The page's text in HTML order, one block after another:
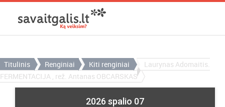
Titulinis Renginiai Kiti renginiai
Laurynas Adomaitis.
FERMENTACIJA , rež. Antanas OBCARSKAS
2026 spalio 07